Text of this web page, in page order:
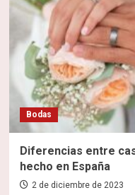
inspiración
para
lucir
espectacular
en
el
gran
día
Bodas
Diferencias entre
hecho en España
2 de diciembre de 2023